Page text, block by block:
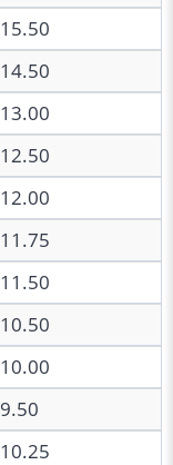
15.50
14.50
13.00
12.50
12.00
11.75
11.50
10.50
10.00
9.50
10.25